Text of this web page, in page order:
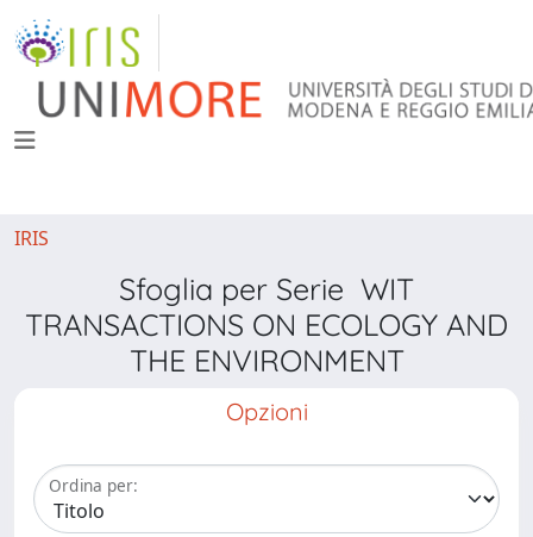
IRIS
Sfoglia per Serie WIT
TRANSACTIONS ON ECOLOGY AND
THE ENVIRONMENT
Opzioni
Ordina per: